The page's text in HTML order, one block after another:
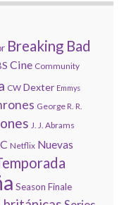
Breaking Bad
Cine Community
CW Dexter Emmys
George R. R.
J. J. Abrams
Netflix Nuevas
Season Finale